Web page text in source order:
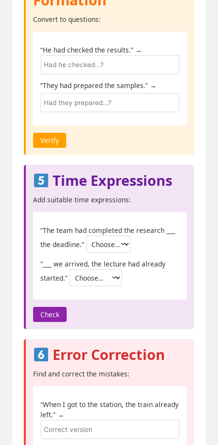
Convert to questions:
“He had checked the results.” →
“They had prepared the samples.” →
Verify
Time Expressions
Add suitable time expressions:
“The team had completed the research ___
the deadline.”
“___ we arrived, the lecture had already
started.”
Check
Error Correction
Find and correct the mistakes:
“When I got to the station, the train already
left.” →